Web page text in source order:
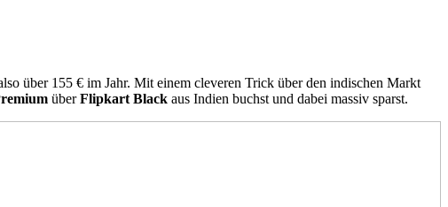
über 155 € im Jahr. Mit einem cleveren Trick über den indischen Markt
überFlipkart Black aus Indien buchst und dabei massiv sparst.